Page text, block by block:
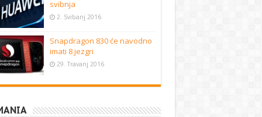
svibnja
2. Svibanj 2016
Snapdragon 830 će navodno
imati 8 jezgri
29. Travanj 2016